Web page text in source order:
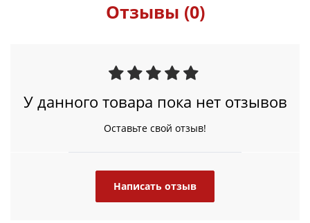
Отзывы (0)
У данного товара пока нет отзывов
Оставьте свой отзыв!
Написать отзыв